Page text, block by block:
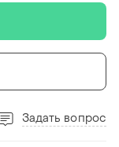
Задать вопрос